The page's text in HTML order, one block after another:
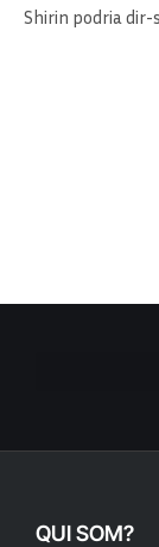
Shirin podria dir-
QUI SOM?